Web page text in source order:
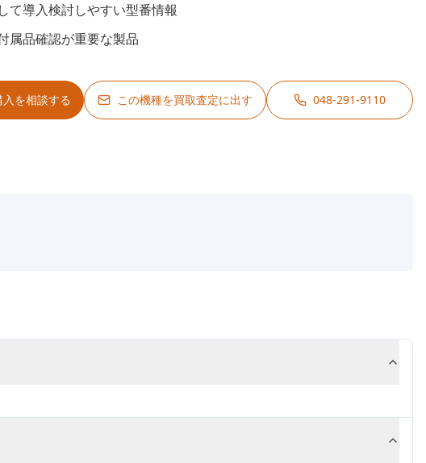
て導入検討しやすい型番情報
属品確認が重要な製品
を相談する この機種を買取査定に出す 048-291-9110